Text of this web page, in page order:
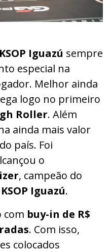
KSOP Iguazú sempre
especial na
Melhor ainda
logo no primeiro
Roller. Além
ainda mais valor
país. Foi
o
, campeão do
Iguazú.
com buy-in de R$
. Com isso,
colocados